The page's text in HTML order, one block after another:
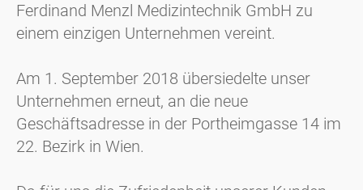
Ferdinand Menzl Medizintechnik GmbH zu
einem einzigen Unternehmen vereint.
Am 1. September 2018 übersiedelte unser
Unternehmen erneut, an die neue
Geschäftsadresse in der Portheimgasse 14 im
22. Bezirk in Wien.